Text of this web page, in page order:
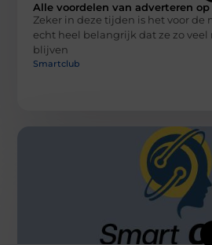
Alle voordelen van adverteren op
Zeker in deze tijden is het voor de
echt heel belangrijk dat ze zo
blijven
Smartclub